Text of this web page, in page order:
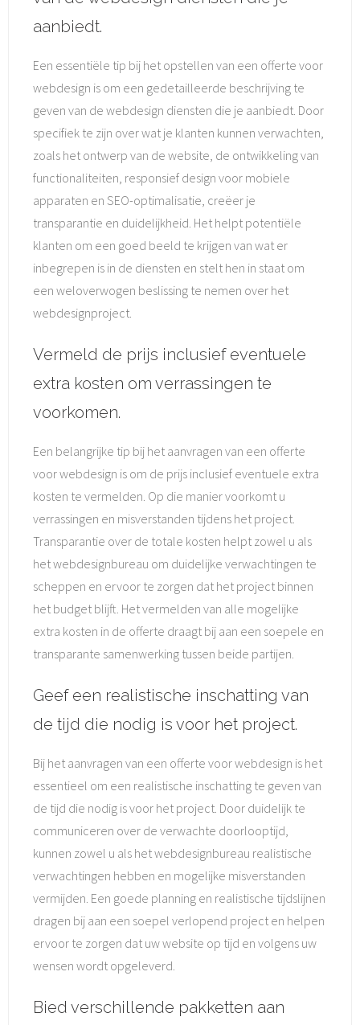
aanbiedt.
Een essentiële tip bij het opstellen van een offerte voor
webdesign is om een gedetailleerde beschrijving te
geven van de webdesign diensten die je aanbiedt. Door
specifiek te zijn over wat je klanten kunnen verwachten,
zoals het ontwerp van de website, de ontwikkeling van
functionaliteiten, responsief design voor mobiele
apparaten en SEO-optimalisatie, creëer je
transparantie en duidelijkheid. Het helpt potentiële
klanten om een goed beeld te krijgen van wat er
inbegrepen is in de diensten en stelt hen in staat om
een weloverwogen beslissing te nemen over het
webdesignproject.
Vermeld de prijs inclusief eventuele
extra kosten om verrassingen te
voorkomen.
Een belangrijke tip bij het aanvragen van een offerte
voor webdesign is om de prijs inclusief eventuele extra
kosten te vermelden. Op die manier voorkomt u
verrassingen en misverstanden tijdens het project.
Transparantie over de totale kosten helpt zowel u als
het webdesignbureau om duidelijke verwachtingen te
scheppen en ervoor te zorgen dat het project binnen
het budget blijft. Het vermelden van alle mogelijke
extra kosten in de offerte draagt bij aan een soepele en
transparante samenwerking tussen beide partijen.
Geef een realistische inschatting van
de tijd die nodig is voor het project.
Bij het aanvragen van een offerte voor webdesign is het
essentieel om een realistische inschatting te geven van
de tijd die nodig is voor het project. Door duidelijk te
communiceren over de verwachte doorlooptijd,
kunnen zowel u als het webdesignbureau realistische
verwachtingen hebben en mogelijke misverstanden
vermijden. Een goede planning en realistische tijdslijnen
dragen bij aan een soepel verlopend project en helpen
ervoor te zorgen dat uw website op tijd en volgens uw
wensen wordt opgeleverd.
Bied verschillende pakketten aan